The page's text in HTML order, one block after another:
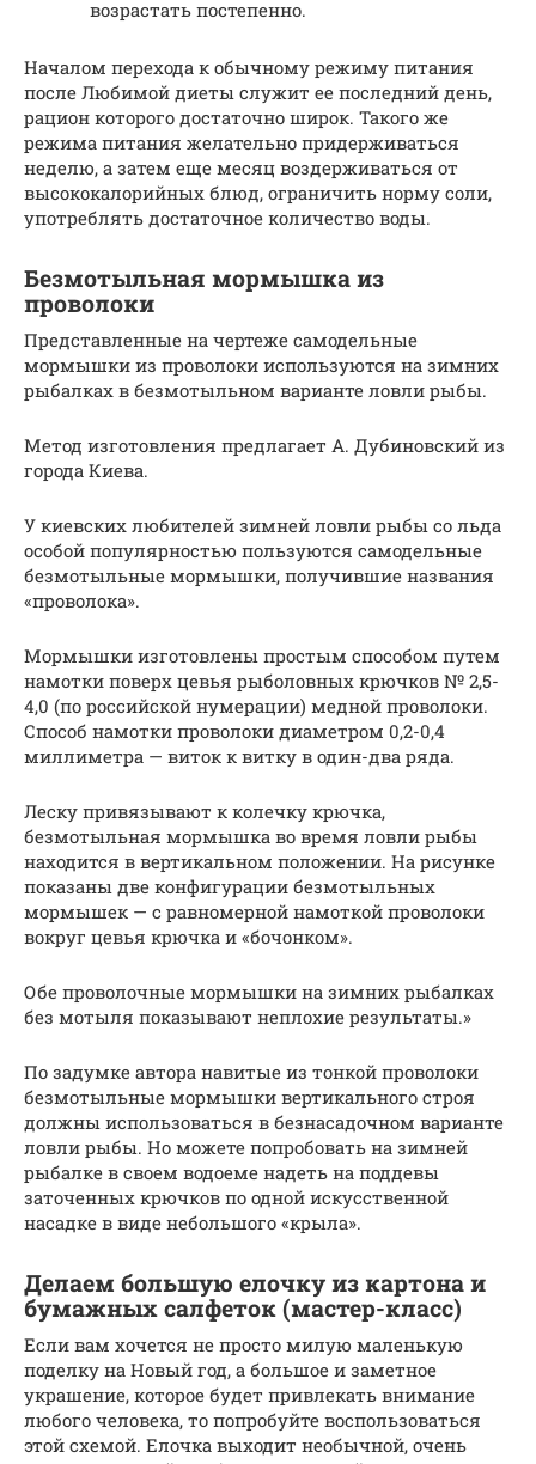
возрастать постепенно.
Началом перехода к обычному режиму питания
после Любимой диеты служит ее последний день,
рацион которого достаточно широк. Такого же
режима питания желательно придерживаться
неделю, а затем еще месяц воздерживаться от
высококалорийных блюд, ограничить норму соли,
употреблять достаточное количество воды.
Безмотыльная мормышка из
проволоки
Представленные на чертеже самодельные
мормышки из проволоки используются на зимних
рыбалках в безмотыльном варианте ловли рыбы.
Метод изготовления предлагает А. Дубиновский из
города Киева.
У киевских любителей зимней ловли рыбы со льда
особой популярностью пользуются самодельные
безмотыльные мормышки, получившие названия
«проволока».
Мормышки изготовлены простым способом путем
намотки поверх цевья рыболовных крючков № 2,5-
4,0 (по российской нумерации) медной проволоки.
Способ намотки проволоки диаметром 0,2-0,4
миллиметра — виток к витку в один-два ряда.
Леску привязывают к колечку крючка,
безмотыльная мормышка во время ловли рыбы
находится в вертикальном положении. На рисунке
показаны две конфигурации безмотыльных
мормышек — с равномерной намоткой проволоки
вокруг цевья крючка и «бочонком».
Обе проволочные мормышки на зимних рыбалках
без мотыля показывают неплохие результаты.»
По задумке автора навитые из тонкой проволоки
безмотыльные мормышки вертикального строя
должны использоваться в безнасадочном варианте
ловли рыбы. Но можете попробовать на зимней
рыбалке в своем водоеме надеть на поддевы
заточенных крючков по одной искусственной
насадке в виде небольшого «крыла».
Делаем большую елочку из картона и
бумажных салфеток (мастер-класс)
Если вам хочется не просто милую маленькую
поделку на Новый год, а большое и заметное
украшение, которое будет привлекать внимание
любого человека, то попробуйте воспользоваться
этой схемой. Елочка выходит необычной, очень